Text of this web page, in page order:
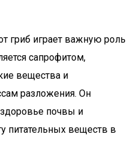
гриб играет важную роль
сапрофитом,
вещества и
разложения. Он
почвы и
питательных веществ в